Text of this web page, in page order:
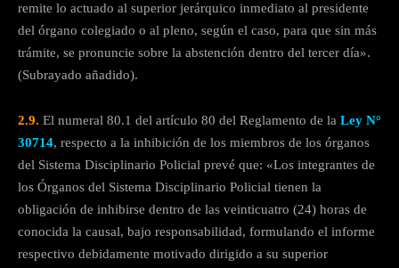
remite lo actuado al superior jerárquico inmediato al presidente
del órgano colegiado o al pleno, según el caso, para que sin más
trámite, se pronuncie sobre la abstención dentro del tercer día».
(Subrayado añadido).
2.9. El numeral 80.1 del artículo 80 del Reglamento de la Ley N°
30714, respecto a la inhibición de los miembros de los órganos
del Sistema Disciplinario Policial prevé que: «Los integrantes de
los Órganos del Sistema Disciplinario Policial tienen la
obligación de inhibirse dentro de las veinticuatro (24) horas de
conocida la causal, bajo responsabilidad, formulando el informe
respectivo debidamente motivado dirigido a su superior